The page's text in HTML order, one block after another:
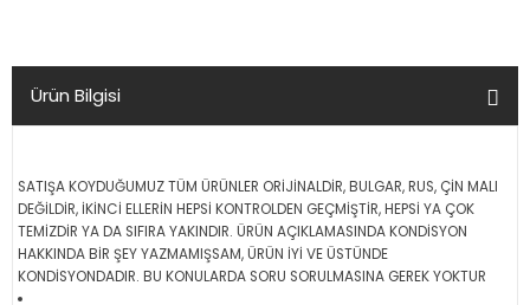
Ürün Bilgisi
SATIŞA KOYDUĞUMUZ TÜM ÜRÜNLER ORİJİNALDİR, BULGAR, RUS, ÇİN MALI
DEĞİLDİR, İKİNCİ ELLERİN HEPSİ KONTROLDEN GEÇMİŞTİR, HEPSİ YA ÇOK
TEMİZDİR YA DA SIFIRA YAKINDIR. ÜRÜN AÇIKLAMASINDA KONDİSYON
HAKKINDA BİR ŞEY YAZMAMIŞSAM, ÜRÜN İYİ VE ÜSTÜNDE
KONDİSYONDADIR. BU KONULARDA SORU SORULMASINA GEREK YOKTUR